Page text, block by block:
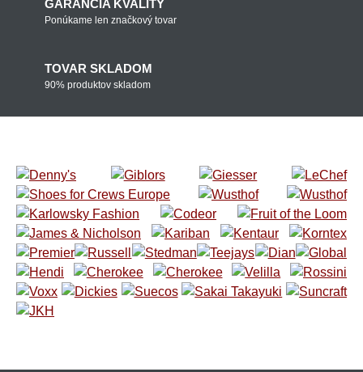
GARANCIA KVALITY
Ponúkame len značkový tovar
TOVAR SKLADOM
90% produktov skladom